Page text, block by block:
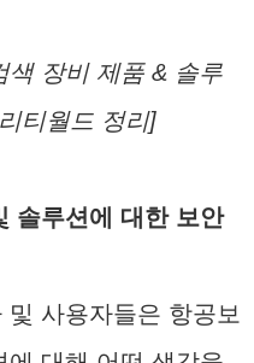
장비 제품 & 솔루
티월드 정리]
솔루션에 대한 보안
사용자들은 항공보